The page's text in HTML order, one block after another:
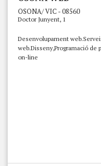
OSONA/ VIC - 08560
Doctor Junyent, 1
Desenvolupament
web.Disseny,Programació de
on-line